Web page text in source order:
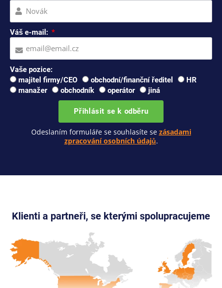
Váš e-mail:
Vaše pozice:
majitel firmy/CEO
obchodní/finanční ředitel
HR
manažer
obchodník operátor jiná
Přihlásit se k odběru
Odeslaním formuláře se souhlasíte se zásadami
zpracování osobních údajů.
Klienti a partneři, se kterými spolupracujeme